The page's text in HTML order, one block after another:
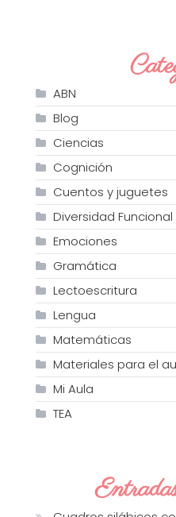
ABN
Blog
Ciencias
Cognición
Cuentos y juguetes
Diversidad Funcional
Emociones
Gramática
Lectoescritura
Lengua
Matemáticas
Materiales para el
Mi Aula
TEA